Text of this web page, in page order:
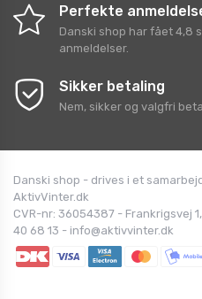
Perfekte
Danski shop har fået 4,8
anmeldelser.
Sikker betaling
Nem, sikker og valgfri
Danski shop - drives i et
AktivVinter.dk
CVR-nr: 36054387 - Frankrigsvej
40 68 13 - info@aktivvinter.dk